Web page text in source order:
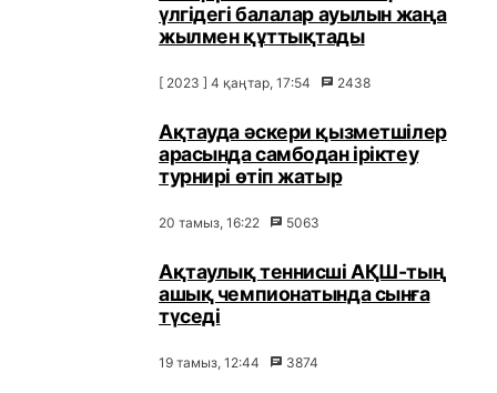
үлгідегі балалар ауылын жаңа
жылмен құттықтады
[ 2023 ] 4 қаңтар, 17:54 2438
Ақтауда әскери қызметшілер
арасында самбодан іріктеу
турнирі өтіп жатыр
20 тамыз, 16:22 5063
Ақтаулық теннисші АҚШ-тың
ашық чемпионатында сынға
түседі
19 тамыз, 12:44 3874